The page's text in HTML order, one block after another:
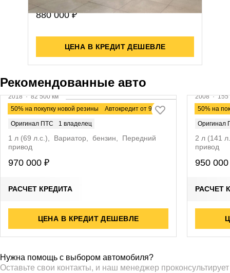
880 000 ₽
ЦЕНА В КРЕДИТ ДЕШЕВЛЕ
Рекомендованные авто
50% на покупку новой резины Автокредит от 9,9%
2018·82 500 км
Toyota Passo
Оригинал ПТС 1 владелец
1 л (69 л.с.), Вариатор, бензин, Передний
привод
970 000 ₽
РАСЧЕТ КРЕДИТА
ЦЕНА В КРЕДИТ ДЕШЕВЛЕ
50% на
2008·155
Nissan
Оригинал
2 л (141
привод
950
РАСЧЕТ
Нужна помощь с выбором автомобиля?
Оставьте свои контакты, и наш менеджер проконсультирует